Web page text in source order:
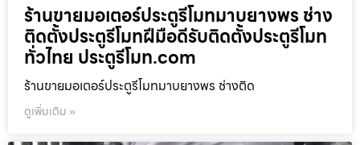
ร้านขายมอเตอร์ประตูรีโมทมาบยางพร ช่าง
ติดตั้งประตูรีโมทฝีมือดีรับติดตั้งประตูรีโมท
ทั่วไทย ประตูรีโมท.com
ร้านขายมอเตอร์ประตูรีโมทมาบยางพร ช่างติด
ดูเพิ่มเติม »